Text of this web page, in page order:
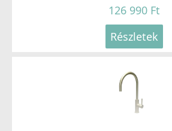
126 990 Ft
Részletek